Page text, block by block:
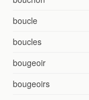
boucle
boucles
bougeoir
bougeoirs